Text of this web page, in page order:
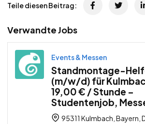
Teile diesen Beitrag:
Verwandte Jobs
Events & Messen
Standmontage-
(m/w/d) für
19,00 € / Stunde –
Studentenjob,
95311 Kulmbach, Bayern,